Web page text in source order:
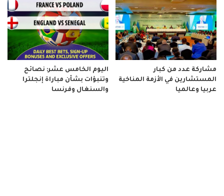
مشاركة عدد من كبار
المستشارين في الأزمة المناخية
عربيا وعالميا
اليوم الخامس عشر: نصائح
وتنبؤات بشأن مباراة إنجلترا
والسنغال وفرنسا